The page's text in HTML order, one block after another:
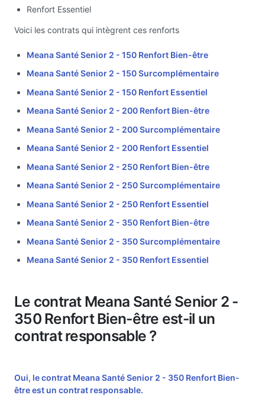
Renfort Essentiel
Voici les contrats qui intègrent ces renforts
Meana Santé Senior 2 - 150 Renfort Bien-être
Meana Santé Senior 2 - 150 Surcomplémentaire
Meana Santé Senior 2 - 150 Renfort Essentiel
Meana Santé Senior 2 - 200 Renfort Bien-être
Meana Santé Senior 2 - 200 Surcomplémentaire
Meana Santé Senior 2 - 200 Renfort Essentiel
Meana Santé Senior 2 - 250 Renfort Bien-être
Meana Santé Senior 2 - 250 Surcomplémentaire
Meana Santé Senior 2 - 250 Renfort Essentiel
Meana Santé Senior 2 - 350 Renfort Bien-être
Meana Santé Senior 2 - 350 Surcomplémentaire
Meana Santé Senior 2 - 350 Renfort Essentiel
Le contrat Meana Santé Senior 2 -
350 Renfort Bien-être est-il un
contrat responsable ?
Oui, le contrat Meana Santé Senior 2 - 350 Renfort Bien-
être est un contrat responsable.